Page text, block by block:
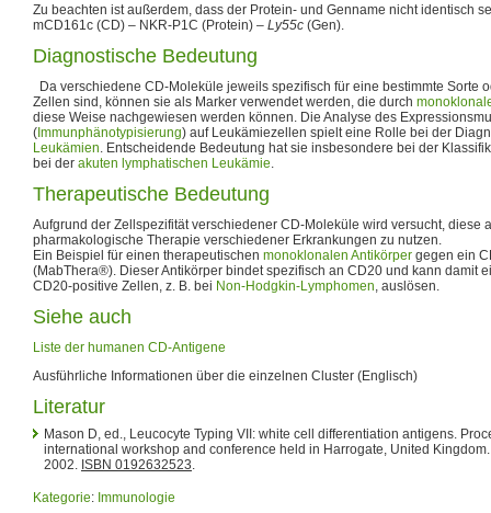
Zu beachten ist außerdem, dass der Protein- und Genname nicht identisch
mCD161c (CD) – NKR-P1C (Protein) – Ly55c (Gen).
Diagnostische Bedeutung
Da verschiedene CD-Moleküle jeweils spezifisch für eine bestimmte Sorte
Zellen sind, können sie als Marker verwendet werden, die durch
diese Weise nachgewiesen werden können. Die Analyse des
( Immunphänotypisierung) auf Leukämiezellen spielt eine Rolle bei der
Leukämien. Entscheidende Bedeutung hat sie insbesondere bei der
bei der akuten lymphatischen Leukämie.
Therapeutische Bedeutung
Aufgrund der Zellspezifität verschiedener CD-Moleküle wird versucht, diese
pharmakologische Therapie verschiedener Erkrankungen zu nutzen.
Ein Beispiel für einen therapeutischen monoklonalen Antikörper gegen ein
(MabThera®). Dieser Antikörper bindet spezifisch an CD20 und kann damit
CD20-positive Zellen, z. B. bei Non-Hodgkin-Lymphomen, auslösen.
Siehe auch
Liste der humanen CD-Antigene
Ausführliche Informationen über die einzelnen Cluster (Englisch)
Literatur
Mason D, ed., Leucocyte Typing VII: white cell differentiation antigens.
international workshop and conference held in Harrogate, United
2002. ISBN 0192632523.
Kategorie: Immunologie